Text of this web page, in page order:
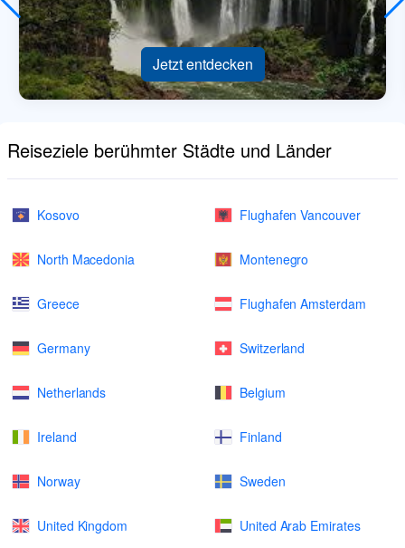
Jetzt entdecken
Reiseziele berühmter Städte und Länder
Kosovo Flughafen Vancouver
North Macedonia Montenegro
Greece Flughafen Amsterdam
Germany Switzerland
Netherlands Belgium
Ireland Finland
Norway Sweden
United Kingdom United Arab Emirates